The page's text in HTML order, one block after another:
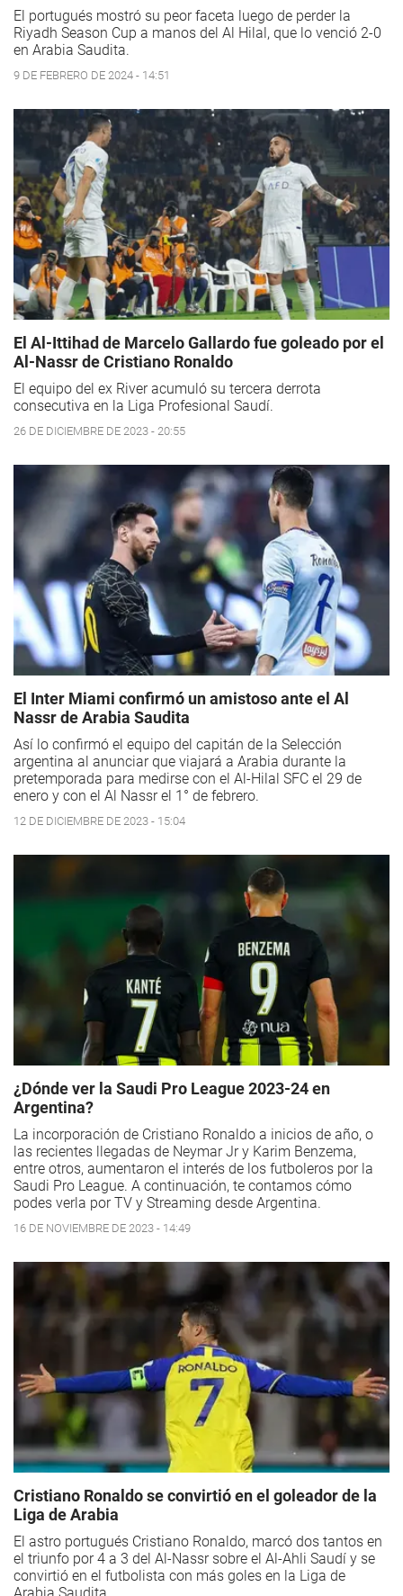
El portugués mostró su peor faceta luego de perder la
Riyadh Season Cup a manos del Al Hilal, que lo venció 2-0
en Arabia Saudita.
9 DE FEBRERO DE 2024 - 14:51
El Al-Ittihad de Marcelo Gallardo fue goleado por el
Al-Nassr de Cristiano Ronaldo
El equipo del ex River acumuló su tercera derrota
consecutiva en la Liga Profesional Saudí.
26 DE DICIEMBRE DE 2023 - 20:55
El Inter Miami confirmó un amistoso ante el Al
Nassr de Arabia Saudita
Así lo confirmó el equipo del capitán de la Selección
argentina al anunciar que viajará a Arabia durante la
pretemporada para medirse con el Al-Hilal SFC el 29 de
enero y con el Al Nassr el 1° de febrero.
12 DE DICIEMBRE DE 2023 - 15:04
¿Dónde ver la Saudi Pro League 2023-24 en
Argentina?
La incorporación de Cristiano Ronaldo a inicios de año, o
las recientes llegadas de Neymar Jr y Karim Benzema,
entre otros, aumentaron el interés de los futboleros por la
Saudi Pro League. A continuación, te contamos cómo
podes verla por TV y Streaming desde Argentina.
16 DE NOVIEMBRE DE 2023 - 14:49
Cristiano Ronaldo se convirtió en el goleador de la
Liga de Arabia
El astro portugués Cristiano Ronaldo, marcó dos tantos en
el triunfo por 4 a 3 del Al-Nassr sobre el Al-Ahli Saudí y se
convirtió en el futbolista con más goles en la Liga de